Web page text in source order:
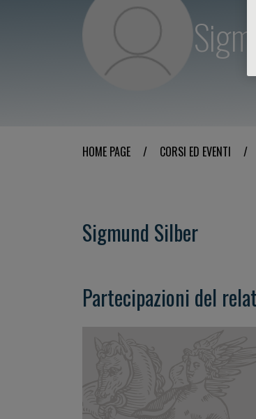
HOME PAGE / CORSI ED EVENTI /
Sigmund Silber
Partecipazioni del